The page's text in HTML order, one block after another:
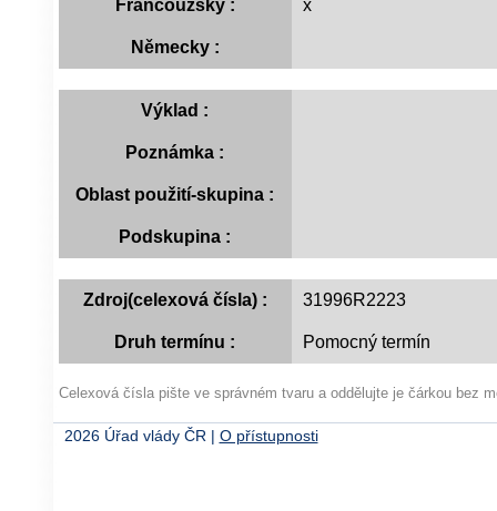
Francouzsky : x
Německy :
Výklad :
Poznámka :
Oblast použití-skupina :
Podskupina :
Zdroj(celexová čísla) : 31996R2223
Druh termínu : Pomocný termín
Celexová čísla pište ve správném tvaru a oddělujte je čárkou bez
2026 Úřad vlády ČR | O přístupnosti